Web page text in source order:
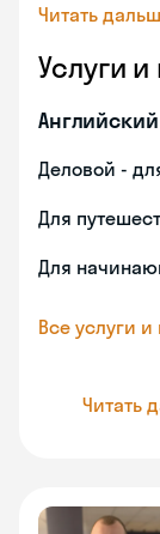
Читать
Услуги
Деловой -
Для
Для
Все услуги
Читать